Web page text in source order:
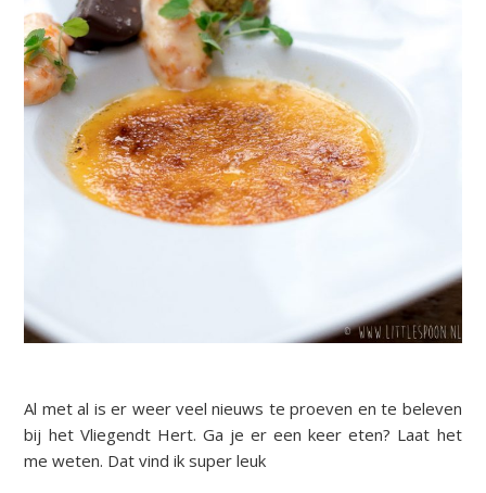
Al met al is er weer veel nieuws te proeven en te beleven
bij het Vliegendt Hert. Ga je er een keer eten? Laat het
me weten. Dat vind ik super leuk